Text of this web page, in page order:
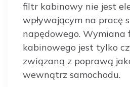
filtr kabinowy nie jest
wpływającym na pracę
napędowego. Wymiana
kabinowego jest tylko
związaną z poprawą
wewnątrz samochodu.